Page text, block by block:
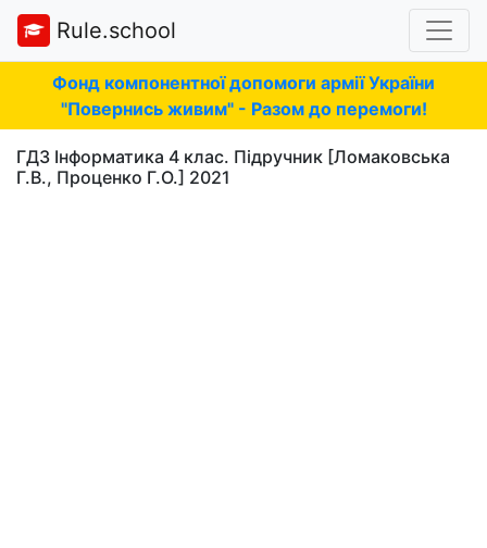
Rule.school
Фонд компонентної допомоги армії України
"Повернись живим" - Разом до перемоги!
ГДЗ Інформатика 4 клас. Підручник [Ломаковська
Г.В., Проценко Г.О.] 2021